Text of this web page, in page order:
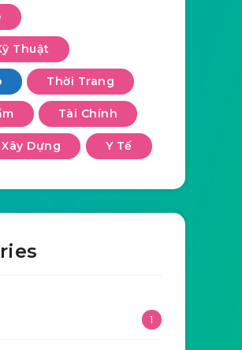
Thuật
Thời Trang
Tài Chính
Xây Dựng Y Tế
1